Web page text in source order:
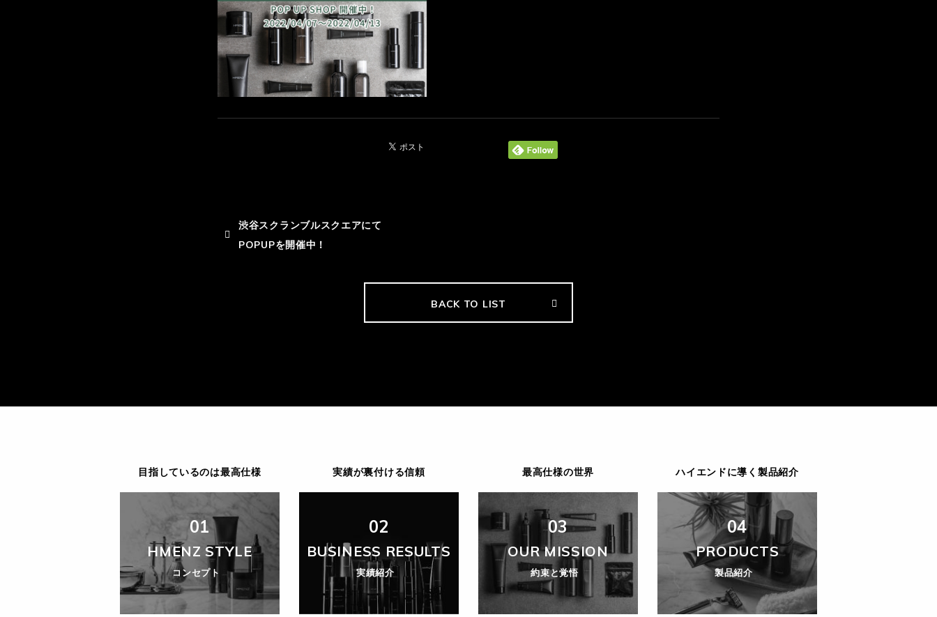
渋谷スクランブルスクエアにて
POPUPを開催中！
BACK TO LIST
目指しているのは最高仕様
01
HMENZ STYLE
コンセプト
実績が裏付ける信頼
02
BUSINESS RESULTS
実績紹介
最高仕様の世界
03
OUR MISSION
約束と覚悟
ハイエンドに導く製品紹介
04
PRODUCTS
製品紹介